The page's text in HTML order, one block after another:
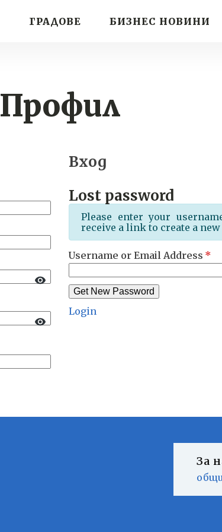
ГРАДОВЕ БИЗНЕС НОВИНИ
Профил
Вход
Lost password
Please enter your
receive a link to create a
Username or Email Address *
Get New Password
Login
За